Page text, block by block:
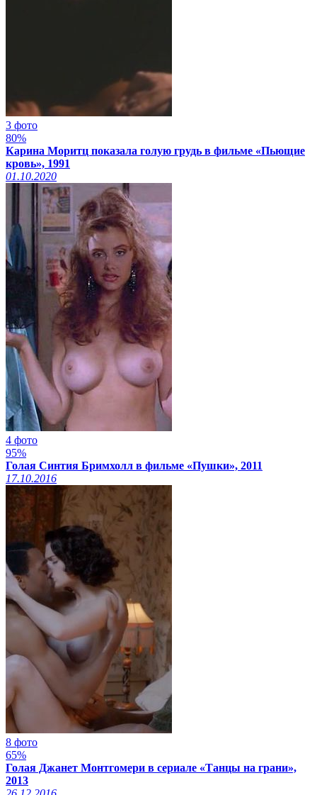
3 фото
80%
Карина Моритц показала голую грудь в фильме «Пьющие
кровь», 1991
01.10.2020
4 фото
95%
Голая Синтия Бримхолл в фильме «Пушки», 2011
17.10.2016
8 фото
65%
Голая Джанет Монтгомери в сериале «Танцы на грани»,
2013